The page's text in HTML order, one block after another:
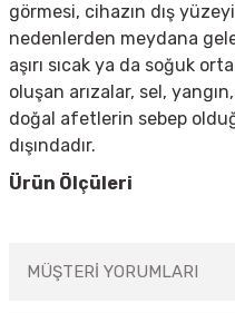
görmesi, cihazın dış
nedenlerden meydana
aşırı sıcak ya da soğuk
oluşan arızalar, sel,
doğal afetlerin sebep
dışındadır.
Ürün Ölçüleri
MÜŞTERİ YORUMLARI